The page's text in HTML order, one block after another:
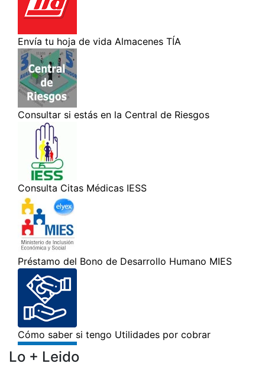
Lo + Leido